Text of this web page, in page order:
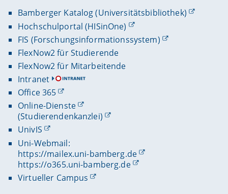
Bamberger Katalog (Universitätsbibliothek)
Hochschulportal (HISinOne)
FIS (Forschungsinformationssystem)
FlexNow2 für Studierende
FlexNow2 für Mitarbeitende
Intranet
Office 365
Online-Dienste
(Studierendenkanzlei)
UnivIS
Uni-Webmail:
https://mailex.uni-bamberg.de
https://o365.uni-bamberg.de
Virtueller Campus